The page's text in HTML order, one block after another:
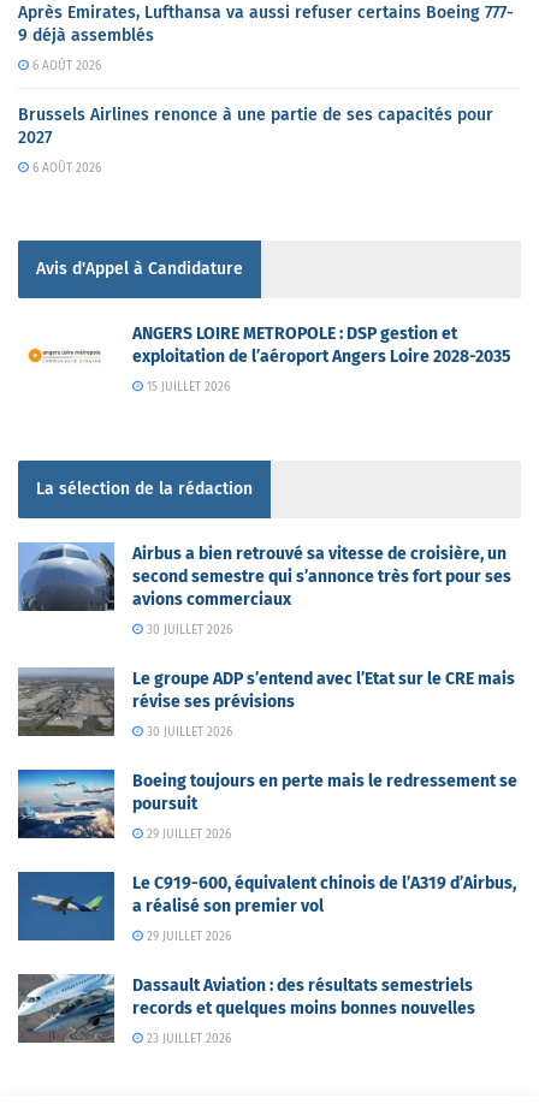
Après Emirates, Lufthansa va aussi refuser certains Boeing 777-
9 déjà assemblés
6 AOÛT 2026
Brussels Airlines renonce à une partie de ses capacités pour
2027
6 AOÛT 2026
Avis d'Appel à Candidature
ANGERS LOIRE METROPOLE : DSP gestion et
exploitation de l’aéroport Angers Loire 2028-2035
15 JUILLET 2026
La sélection de la rédaction
Airbus a bien retrouvé sa vitesse de croisière, un
second semestre qui s’annonce très fort pour ses
avions commerciaux
30 JUILLET 2026
Le groupe ADP s’entend avec l’Etat sur le CRE mais
révise ses prévisions
30 JUILLET 2026
Boeing toujours en perte mais le redressement se
poursuit
29 JUILLET 2026
Le C919-600, équivalent chinois de l’A319 d’Airbus,
a réalisé son premier vol
29 JUILLET 2026
Dassault Aviation : des résultats semestriels
records et quelques moins bonnes nouvelles
23 JUILLET 2026